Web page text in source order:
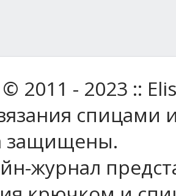
2011 - 2023 ::
спицами
защищены.
журнал